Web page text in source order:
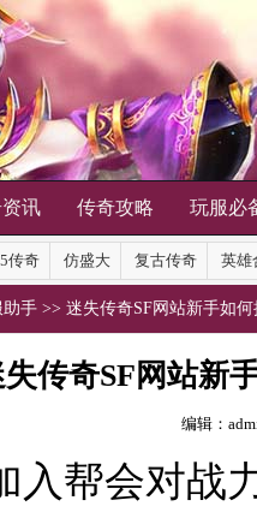
讯 传奇攻略 玩服必
传奇 仿盛大 复古传奇 英雄
助手 >> 迷失传奇SF网站新手如
传奇SF网站新
编辑：
入帮会对战